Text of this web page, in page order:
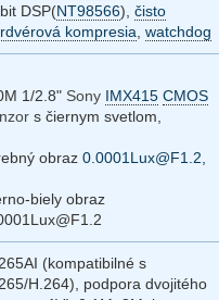
DSP(NT98566), čisto
kompresia watchdog
1/2.8" Sony IMX415 CMOS
s čiernym svetlom,
obraz 0.0001Lux@F1.2,
biely obraz
(kompatibilné s
H.264), podpora dvojitého